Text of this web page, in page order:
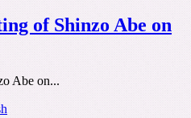
of Shinzo Abe on
Abe on...